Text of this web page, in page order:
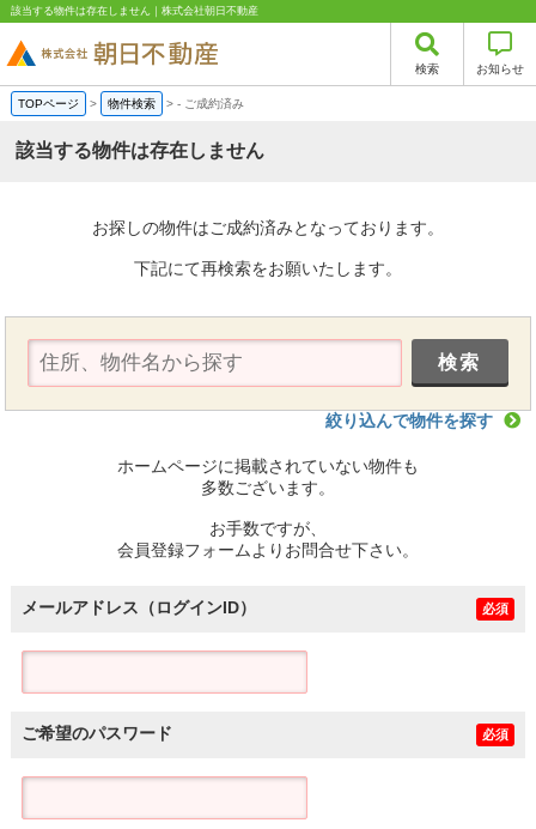
該当する物件は存在しません｜株式会社朝日不動産
検索 お知らせ
TOPページ > 物件検索 >- ご成約済み
該当する物件は存在しません
お探しの物件はご成約済みとなっております。
下記にて再検索をお願いたします。
絞り込んで物件を探す
ホームページに掲載されていない物件も
多数ございます。
お手数ですが、
会員登録フォームよりお問合せ下さい。
メールアドレス（ログインID） 必須
ご希望のパスワード 必須